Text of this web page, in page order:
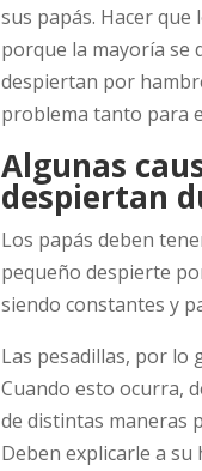
sus papás. Hacer
porque la mayoría se
despiertan por
problema tanto para
Algunas
despiertan
Los papás deben
pequeño despierte
siendo constantes y
Las pesadillas, por lo
Cuando esto ocurra,
de distintas maneras
Deben explicarle a